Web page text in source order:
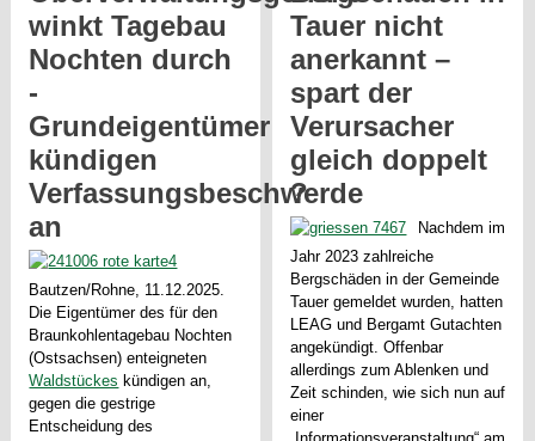
winkt Tagebau
Nochten durch
-
Grundeigentümer
kündigen
Verfassungsbeschwerde
an
Bautzen/Rohne, 11.12.2025.
Die Eigentümer des für den
Braunkohlentagebau Nochten
(Ostsachsen) enteigneten
Waldstückes kündigen an,
gegen die gestrige
Entscheidung des
Tauer nicht
anerkannt –
spart der
Verursacher
gleich doppelt
?
Nachdem im
Jahr 2023 zahlreiche
Bergschäden in der Gemeinde
Tauer gemeldet wurden, hatten
LEAG und Bergamt Gutachten
angekündigt. Offenbar
allerdings zum Ablenken und
Zeit schinden, wie sich nun auf
einer